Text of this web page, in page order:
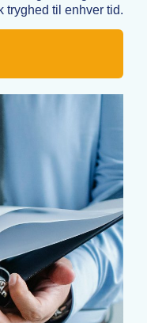
tryghed til enhver tid.